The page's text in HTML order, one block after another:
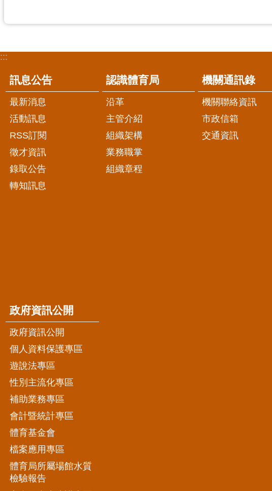
:::
訊息公告
最新消息
活動訊息
RSS訂閱
徵才資訊
錄取公告
轉知訊息
認識體育局
沿革
主管介紹
組織架構
業務職掌
組織章程
機關通訊錄
機關聯絡資訊
市政信箱
交通資訊
政府資訊公開
政府資訊公開
個人資料保護專區
遊說法專區
性別主流化專區
補助業務專區
會計暨統計專區
體育基金會
檔案應用專區
體育局所屬場館水質
檢驗報告